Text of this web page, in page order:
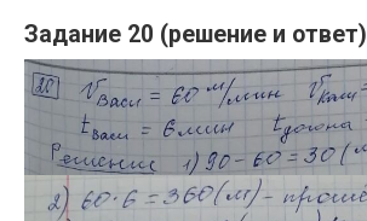
Задание 20 (решение и ответ)